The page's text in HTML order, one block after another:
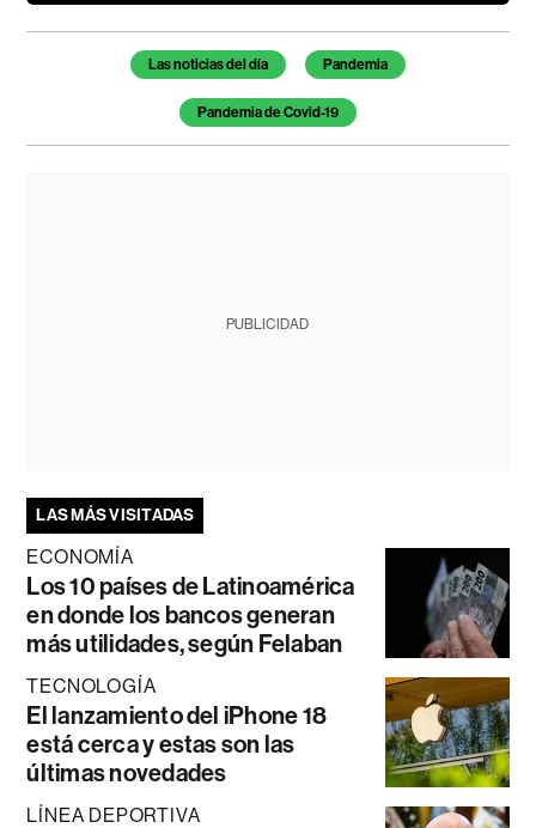
Temas de este artículo
Las noticias del día Pandemia
Pandemia de Covid-19
PUBLICIDAD
LAS MÁS VISITADAS
ECONOMÍA
Los 10 países de Latinoamérica
en donde los bancos generan
más utilidades, según Felaban
TECNOLOGÍA
El lanzamiento del iPhone 18
está cerca y estas son las
últimas novedades
LÍNEA DEPORTIVA